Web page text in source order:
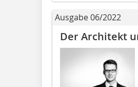
Ausgabe 06/2022
Der Architekt